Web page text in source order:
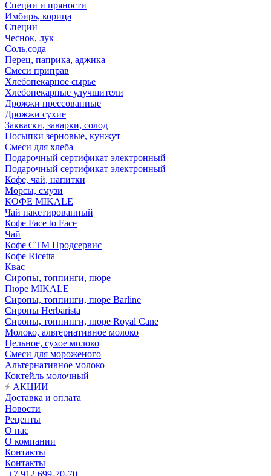
Специи и пряности
Имбирь, корица
Специи
Чеснок, лук
Соль,сода
Перец, паприка, аджика
Смеси приправ
Хлебопекарное сырье
Хлебопекарные улучшители
Дрожжи прессованные
Дрожжи сухие
Закваски, заварки, солод
Посыпки зерновые, кунжут
Смеси для хлеба
Подарочный сертификат электронный
Подарочный сертификат электронный
Кофе, чай, напитки
Морсы, смузи
КОФЕ MIKALE
Чай пакетированный
Кофе Face to Face
Чай
Кофе СТМ Продсервис
Кофе Ricetta
Квас
Сиропы, топпинги, пюре
Пюре MIKALE
Сиропы, топпинги, пюре Barline
Сиропы Herbarista
Сиропы, топпинги, пюре Royal Cane
Молоко, альтернативное молоко
Цельное, сухое молоко
Смеси для мороженого
Альтернативное молоко
Коктейль молочный
АКЦИИ
Доставка и оплата
Новости
Рецепты
О нас
О компании
Контакты
Контакты
+7 912 699-70-70